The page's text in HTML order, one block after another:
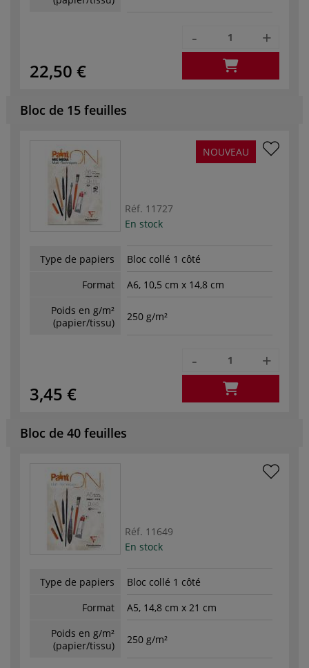
22,50 €
- +
Bloc de 15 feuilles
NOUVEAU
Réf. 11727
En stock
Type de papiers
Bloc collé 1 côté
Format
A6, 10,5 cm x 14,8 cm
Poids en g/m²
(papier/tissu)
250 g/m²
3,45 €
- +
Bloc de 40 feuilles
Réf. 11649
En stock
Type de papiers
Bloc collé 1 côté
Format
A5, 14,8 cm x 21 cm
Poids en g/m²
(papier/tissu)
250 g/m²